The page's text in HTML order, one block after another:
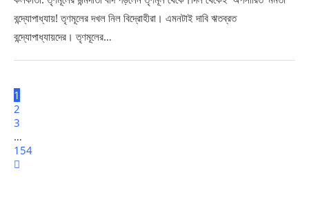
বন্দ্যোপাধ্যায়! তৃণমূলের দখল নিল বিদ্রোহীরা। এমনটাই দাবি ঋতব্রত
বন্দ্যোপাধ্যায়দের। তৃণমূলের…
1
2
3
…
154